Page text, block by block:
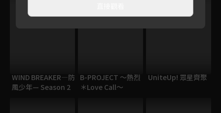
WIND BREAKER—防
風少年— Season 2
B-PROJECT 〜熱烈
＊Love Call〜
UniteUp! 眾星齊聚